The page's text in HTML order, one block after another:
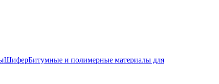
ШиферБитумные и полимерные материалы для